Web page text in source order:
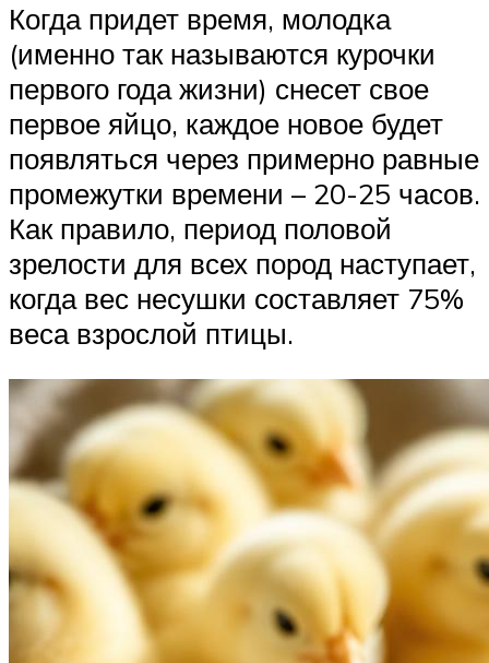
Когда придет время, молодка
(именно так называются курочки
первого года жизни) снесет свое
первое яйцо, каждое новое будет
появляться через примерно равные
промежутки времени – 20-25 часов.
Как правило, период половой
зрелости для всех пород наступает,
когда вес несушки составляет 75%
веса взрослой птицы.